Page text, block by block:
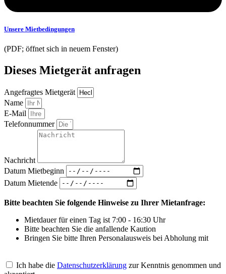
Unsere Mietbedingungen
(PDF; öffnet sich in neuem Fenster)
Dieses Mietgerät anfragen
Angefragtes Mietgerät
Name
E-Mail
Telefonnummer
Nachricht
Datum Mietbeginn
Datum Mietende
Bitte beachten Sie folgende Hinweise zu Ihrer Mietanfrage:
Mietdauer für einen Tag ist 7:00 - 16:30 Uhr
Bitte beachten Sie die anfallende Kaution
Bringen Sie bitte Ihren Personalausweis bei Abholung mit
Ich habe die Datenschutzerklärung zur Kenntnis genommen und